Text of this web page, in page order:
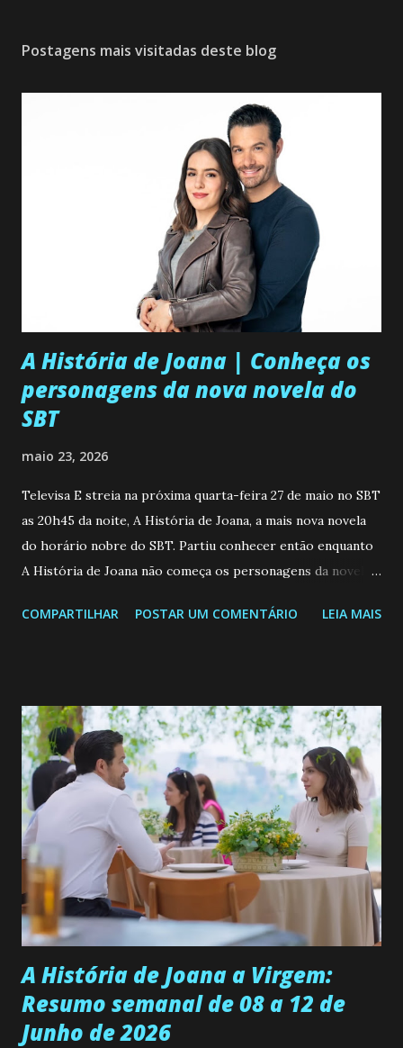
Postagens mais visitadas deste blog
A História de Joana | Conheça os
personagens da nova novela do
SBT
maio 23, 2026
Televisa E streia na próxima quarta-feira 27 de maio no SBT
as 20h45 da noite, A História de Joana, a mais nova novela
do horário nobre do SBT. Partiu conhecer então enquanto
A História de Joana não começa os personagens da novela?
de 25/05/26 a 31/05/26 JOANA GUADALUPE (Camila
permanecer virgem até encontrar o homem que realmente
ama, o que não é fácil, já que dedica todas as suas energias a
se aprimorar, trabalhando, estudando e se orgulhando de
ser a primeira mulher da família a ingressar na
universidade. Ela tem uma personalidade muito alegre, é
muito madura para a idade, determinada, criativa e
empática. Detesta injustiças e é uma ótima amiga. Pode ser
teimosa e muito persistente quando decide fazer algo.
Durante um exame ginecológico, ela é inseminada por eng...
COMPARTILHAR POSTAR UM COMENTÁRIO LEIA MAIS
A História de Joana a Virgem:
Resumo semanal de 08 a 12 de
Junho de 2026